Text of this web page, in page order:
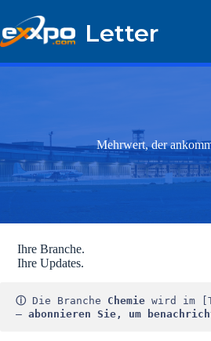
zum
Inhalt
Letter
Mehrwert, der
Ihre Branche.
Ihre Updates.
ⓘ Die Branche Chemie wird im
– abonnieren Sie, um